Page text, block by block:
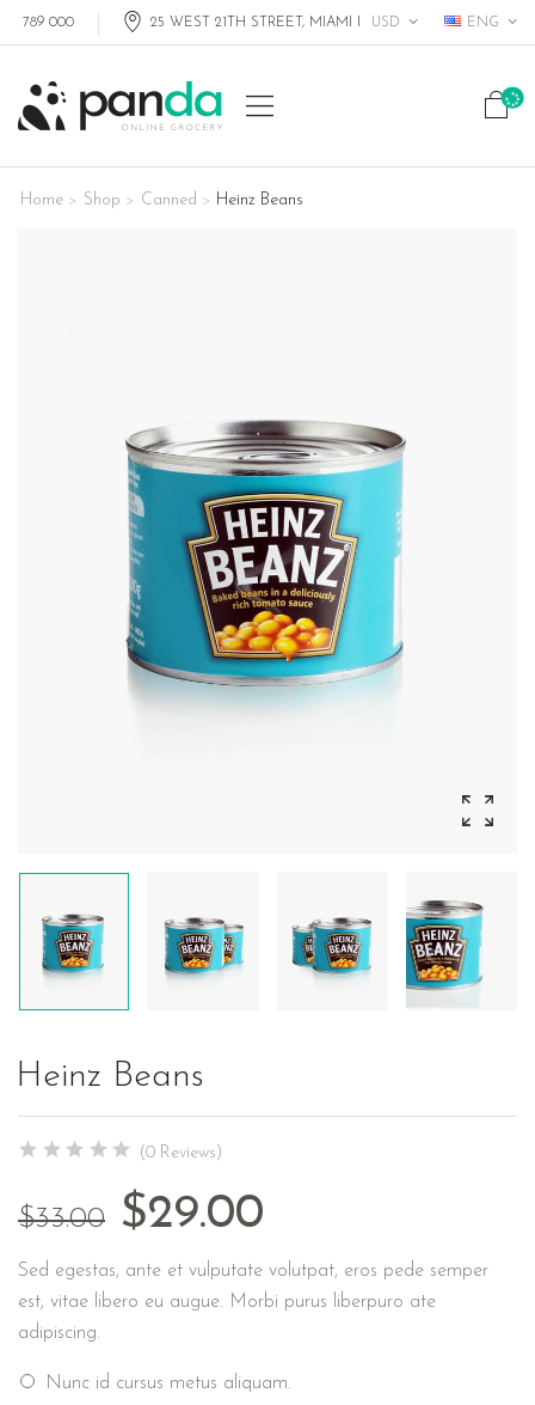
000 25 WEST 21TH STREET, MIAMI FL, USA USD ENG
Home > Shop > Canned > Heinz Beans
Heinz Beans
(0 Reviews)
$33.00 $29.00
Sed egestas, ante et vulputate volutpat, eros pede semper
est, vitae libero eu augue. Morbi purus liberpuro ate
adipiscing.
Nunc id cursus metus aliquam.